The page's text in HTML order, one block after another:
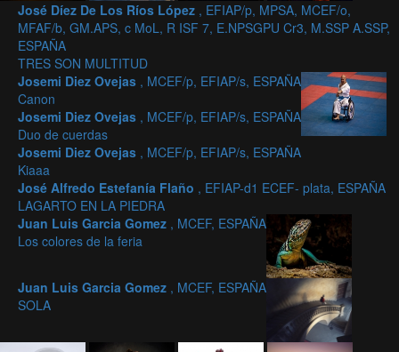
José Díez De Los Ríos López , EFIAP/p, MPSA, MCEF/o,
MFAF/b, GM.APS, c MoL, R ISF 7, E.NPSGPU Cr3, M.SSP A.SSP,
ESPAÑA
TRES SON MULTITUD
Josemi Diez Ovejas , MCEF/p, EFIAP/s, ESPAÑA
Canon
Josemi Diez Ovejas , MCEF/p, EFIAP/s, ESPAÑA
Duo de cuerdas
Josemi Diez Ovejas , MCEF/p, EFIAP/s, ESPAÑA
Kiaaa
José Alfredo Estefanía Flaño , EFIAP-d1 ECEF- plata, ESPAÑA
LAGARTO EN LA PIEDRA
Juan Luis Garcia Gomez , MCEF, ESPAÑA
Los colores de la feria
Juan Luis Garcia Gomez , MCEF, ESPAÑA
SOLA